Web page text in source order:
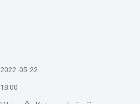
2022-05-22
18:00